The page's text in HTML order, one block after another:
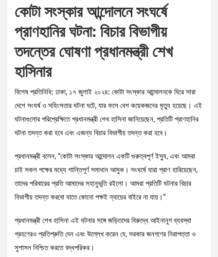
কোটা সংস্কার আন্দোলনে সংঘর্ষে
প্রাণহানির ঘটনা: বিচার বিভাগীয়
তদন্তের ঘোষণা প্রধানমন্ত্রী শেখ
হাসিনার
বিশেষ প্রতিনিধি: ঢাকা, ১৭ জুলাই ২০২৪: কোটা সংস্কার আন্দোলনকে ঘিরে সারা
দেশে সংঘর্ষ ও সহিংসতার ঘটনা ঘটে, যার ফলে বেশ কয়েকজনের মৃত্যু হয়েছে। এই
ঘটনাগুলোর পরিপ্রেক্ষিতে প্রধানমন্ত্রী শেখ হাসিনা জানিয়েছেন, প্রতিটি প্রাণহানির
ঘটনা তদন্ত করা হবে এবং এজন্য বিচার বিভাগীয় তদন্ত করা হবে।
প্রধানমন্ত্রী বলেন, “কোটা সংস্কার আন্দোলন একটি গুরুত্বপূর্ণ ইস্যু, এবং আমরা
চাই সকল পক্ষের মধ্যে শান্তিপূর্ণ সমাধান আসুক। সংঘর্ষে যারা প্রাণ হারিয়েছেন,
তাদের পরিবারের প্রতি আমাদের সহানুভূতি রইলো। আমরা প্রতিটি ঘটনার বিচার
বিভাগীয় তদন্ত করবো যাতে কোনো পক্ষই ন্যায়ের বাইরে না যায়।”
প্রধানমন্ত্রী শেখ হাসিনা এই ঘটনার সঙ্গে জড়িতদের বিরুদ্ধে আইনানুগ ব্যবস্থা
গ্রহণেরও প্রতিশ্রুতি দেন এবং উল্লেখ করেন যে, সরকার জনগণের নিরাপত্তা ও
সুশাসন নিশ্চিত করতে বদ্ধপরিকর।